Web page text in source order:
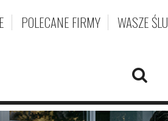
POLECANE FIRMY WASZE